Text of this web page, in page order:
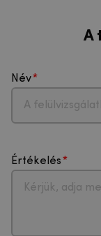
A
Név
Értékelés